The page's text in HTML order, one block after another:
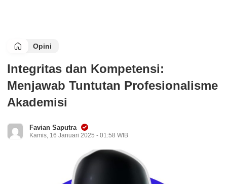
Opini
Integritas dan Kompetensi:
Menjawab Tuntutan Profesionalisme
Akademisi
Favian Saputra
Kamis, 16 Januari 2025 - 01:58 WIB